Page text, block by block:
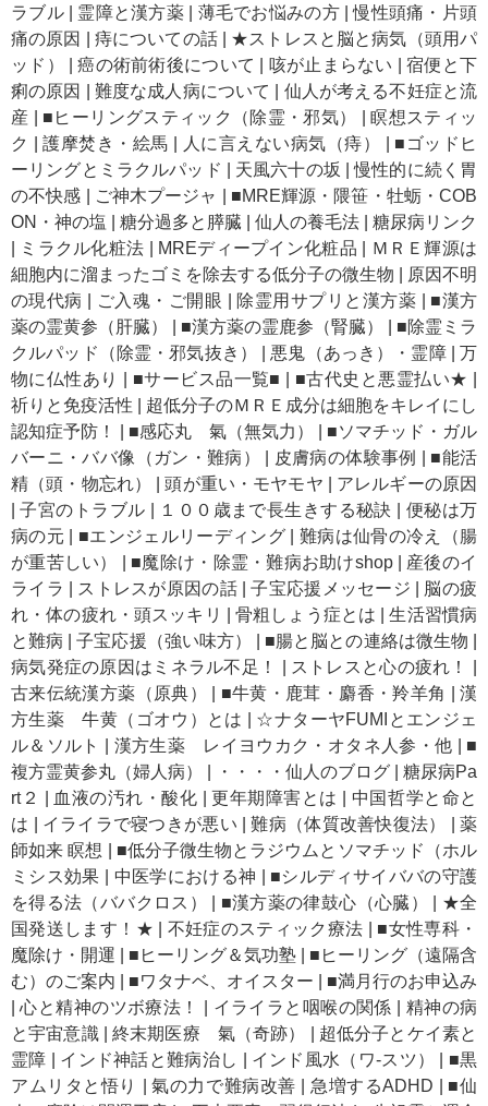
ラブル| 霊障と漢方薬 薄毛でお悩みの方|慢性頭痛・片頭
痛の原因
痔についての話| ★ストレスと脳と病気（頭用パ
ッド）
|癌の術前術後について 咳が止まらない |宿便と下
痢の原因
難度な成人病について
仙人が考える不妊症と流
産
■ヒーリングスティック（除霊・邪気） |瞑想スティッ
ク
|護摩焚き・絵馬 人に言えない病気（痔）
■ゴッドヒ
ーリングとミラクルパッド
天風六十の坂 |慢性的に続く胃
の不快感
ご神木プージャ
■MRE輝源・隈笹・牡蛎・COB
ON・神の塩
糖分過多と膵臓 仙人の養毛法
糖尿病リンク
ミラクル化粧法 MREディープイン化粧品
ＭＲＥ輝源は
細胞内に溜まったゴミを除去する低分子の微生物
原因不明
の現代病
ご入魂・ご開眼 除霊用サプリと漢方薬
■漢方
薬の霊黄参（肝臓）
■漢方薬の霊鹿参（腎臓）
■除霊ミラ
クルパッド（除霊・邪気抜き）
悪鬼（あっき）・霊障|万
物に仏性あり
■サービス品一覧■ ■古代史と悪霊払い★
祈りと免疫活性
超低分子のＭＲＥ成分は細胞をキレイにし
認知症予防！
■感応丸 氣（無気力）
■ソマチッド・ガル
バーニ・ババ像（ガン・難病）
皮膚病の体験事例
■能活
精（頭・物忘れ）
|頭が重い・モヤモヤ
アレルギーの原因
|子宮のトラブル １００歳まで長生きする秘訣
便秘は万
病の元
■エンジェルリーディング
難病は仙骨の冷え（腸
が重苦しい）
■魔除け・除霊・難病お助けshop| 産後のイ
ライラ
ストレスが原因の話|子宝応援メッセージ
脳の疲
れ・体の疲れ・頭スッキリ
|骨粗しょう症とは |生活習慣病
と難病 |子宝応援（強い味方） ■腸と脳との連絡は微生物
病気発症の原因はミネラル不足！
ストレスと心の疲れ！
古来伝統漢方薬（原典）
■牛黄・鹿茸・麝香・羚羊角 |漢
方生薬 牛黄（ゴオウ）とは
☆ナターヤFUMIとエンジェ
ル＆ソルト
漢方生薬 レイヨウカク・オタネ人参・他
■
複方霊黄参丸（婦人病）
・・・・仙人のブログ
糖尿病Pa
rt２
血液の汚れ・酸化 |更年期障害とは
中国哲学と命と
は
イライラで寝つきが悪い |難病（体質改善快復法） |薬
師如来 瞑想
■低分子微生物とラジウムとソマチッド（ホル
ミシス効果
中医学における神
■シルディサイババの守護
を得る法（ババクロス）
■漢方薬の律鼓心（心臓）
★全
国発送します！★
不妊症のスティック療法
■女性専科・
魔除け・開運
■ヒーリング＆気功塾
■ヒーリング（遠隔含
む）のご案内
■ワタナベ、オイスター
■満月行のお申込み
|心と精神のツボ療法！ イライラと咽喉の関係
精神の病
と宇宙意識|終末期医療 氣（奇跡）
超低分子とケイ素と
霊障
インド神話と難病治し インド風水（ワ-スツ）
■黒
アムリタと悟り
|氣の力で難病改善 急増するADHD
■仙